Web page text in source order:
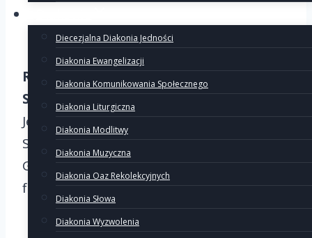
Diecezjalna Diakonia Jedności
Diakonia Ewangelizacji
Diakonia Komunikowania Społecznego
Diakonia Liturgiczna
Diakonia Modlitwy
Diakonia Muzyczna
Diakonia Oaz Rekolekcyjnych
Diakonia Słowa
Diakonia Wyzwolenia
Rozpoczynamy kolejną edycję Oazowej
Szkoły Animatora
Jeśli chcesz dokonać zapisu na Oazową
Szkołę Animatora Archidiecezji
Gnieźnieńskiej, wypełnij poniższy
formularz: